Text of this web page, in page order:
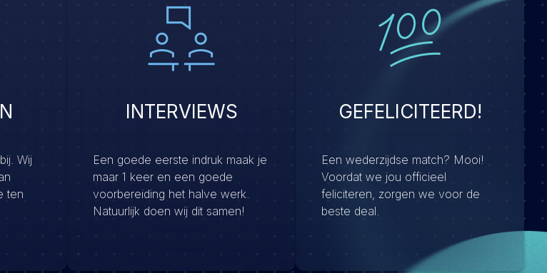
Wij
ten
INTERVIEWS
Een goede eerste indruk maak je
maar 1 keer en een goede
voorbereiding het halve werk.
Natuurlijk doen wij dit samen!
GEFELICITEERD!
Een wederzijdse match? Mooi!
Voordat we jou officieel
feliciteren, zorgen we voor de
beste deal.